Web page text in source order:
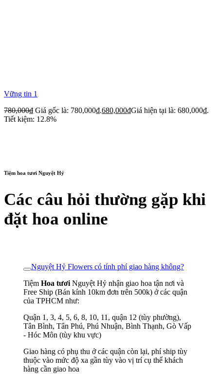
Vững tin 1
780,000₫ Giá gốc là: 780,000₫.680,000₫Giá hiện tại là: 680,000₫.
Tiết kiệm: 12.8%
Tiệm hoa tươi Nguyệt Hỷ
Các câu hỏi thường gặp khi
đặt hoa online
Nguyệt Hỷ Flowers có tính phí giao hàng không?
Tiệm Hoa tươi Nguyệt Hỷ nhận giao hoa tận nơi và
Free Ship (Bán kính 10km đơn trên 500k) ở các quận
của TPHCM như:
Quận 1, 3, 4, 5, 6, 8, 10, 11, quận 12 (tùy phường),
Tân Bình, Tân Phú, Phú Nhuận, Bình Thạnh, Gò Vấp
- Hóc Môn (tùy khu vực)
Giao hàng có phụ thu ở các quận còn lại, phí ship tùy
thuộc vào mức độ xa gần tùy vào vị trí cụ thể khách
hàng cần giao hoa